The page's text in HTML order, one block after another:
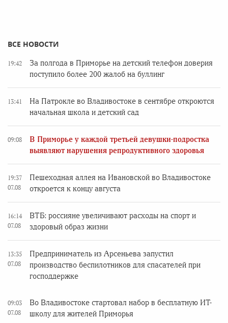
ВСЕ НОВОСТИ
19:42
За полгода в Приморье на детский телефон доверия
поступило более 200 жалоб на буллинг
13:41
На Патрокле во Владивостоке в сентябре откроются
начальная школа и детский сад
09:08
В Приморье у каждой третьей девушки-подростка
выявляют нарушения репродуктивного здоровья
19:37
07.08
Пешеходная аллея на Ивановской во Владивостоке
откроется к концу августа
16:14
07.08
ВТБ: россияне увеличивают расходы на спорт и
здоровый образ жизни
13:35
07.08
Предприниматель из Арсеньева запустил
производство беспилотников для спасателей при
господдержке
09:03
07.08
Во Владивостоке стартовал набор в бесплатную ИТ-
школу для жителей Приморья